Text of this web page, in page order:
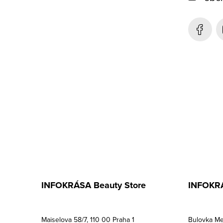
INFOKRÁSA Beauty Store
Maiselova 58/7, 110 00 Praha 1 Bulovka